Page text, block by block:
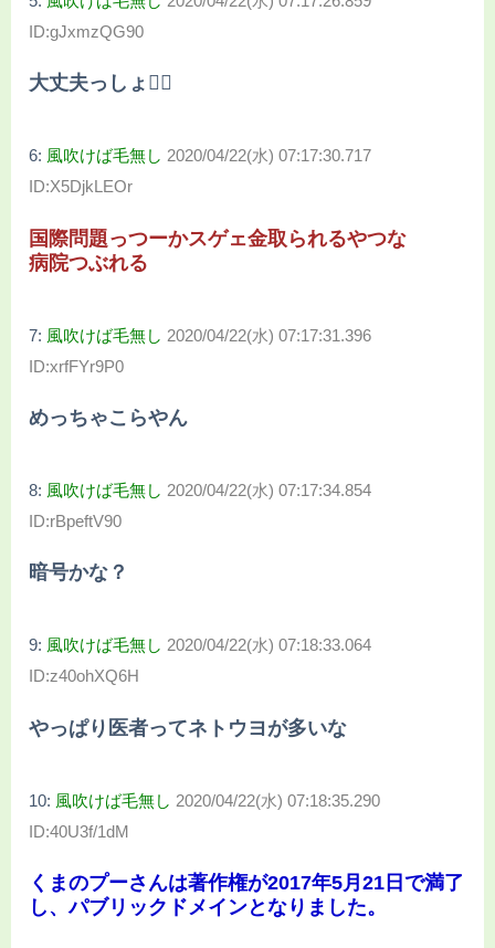
ID:gJxmzQG90
大丈夫っしょ🙆‍♂
6: 風吹けば毛無し 2020/04/22(水) 07:17:30.717
ID:X5DjkLEOr
国際問題っつーかスゲェ金取られるやつな
病院つぶれる
7: 風吹けば毛無し 2020/04/22(水) 07:17:31.396
ID:xrfFYr9P0
めっちゃこらやん
8: 風吹けば毛無し 2020/04/22(水) 07:17:34.854
ID:rBpeftV90
暗号かな？
9: 風吹けば毛無し 2020/04/22(水) 07:18:33.064
ID:z40ohXQ6H
やっぱり医者ってネトウヨが多いな
10: 風吹けば毛無し 2020/04/22(水) 07:18:35.290
ID:40U3f/1dM
くまのプーさんは著作権が2017年5月21日で満了
し、パブリックドメインとなりました。